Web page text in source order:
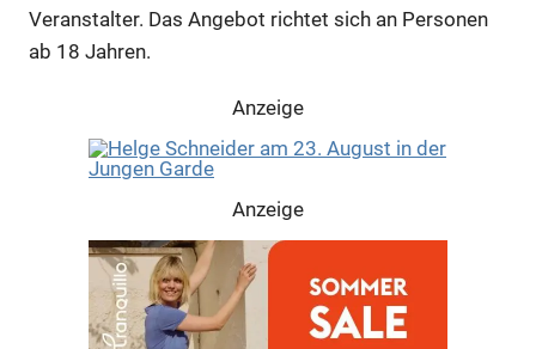
Veranstalter. Das Angebot richtet sich an Personen
ab 18 Jahren.
Anzeige
Anzeige